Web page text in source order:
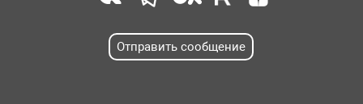
Отправить сообщение